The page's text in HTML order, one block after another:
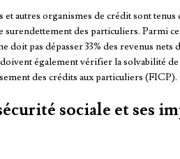
et autres organismes de crédit sont
surendettement des particuliers. Parmi
doit pas dépasser 33% des revenus
également vérifier la solvabilité
des crédits aux particuliers (FICP).
sociale et ses